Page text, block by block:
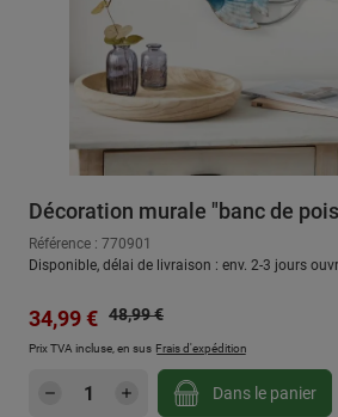
Décoration murale "banc de
Référence : 770901
Disponible, délai de livraison : env. 2-3 jours
Prix de vente :
34,99 € Prix régulier :
48,99 €
Prix TVA incluse, en sus Frais d'expédition
Quantité de produit :
Dans le panier